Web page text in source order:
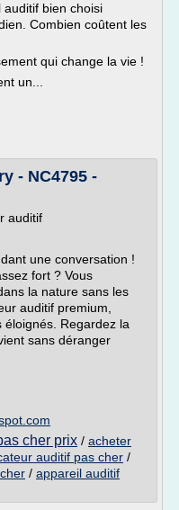
bien choisi
Combien coûtent les
qui change la vie !
un...
- NC4795 -
auditif
une conversation !
fort ? Vous
la nature sans les
auditif premium,
éloignés. Regardez la
sans déranger
cher prix / acheter
auditif pas cher /
/ appareil auditif